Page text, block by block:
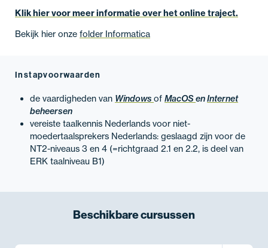
Klik hier voor meer informatie over het online traject.
Bekijk hier onze folder Informatica
Instapvoorwaarden
de vaardigheden van WindowsofMacOSenInternet
beheersen
vereiste taalkennis Nederlands voor niet-
moedertaalsprekers Nederlands: geslaagd zijn voor de
NT2-niveaus 3 en 4 (=richtgraad 2.1 en 2.2, is deel van
ERK taalniveau B1)
Beschikbarecursussen